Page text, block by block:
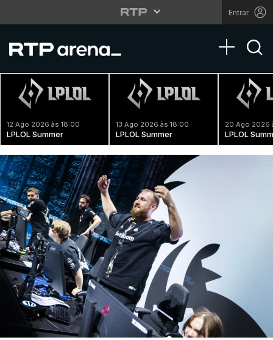
Entrar
Toggle
12 Ago 2026 às 18:00
LPLOL Summer
13 Ago 2026 às 18:00
LPLOL Summer
20 Ago 2026
LPLOL